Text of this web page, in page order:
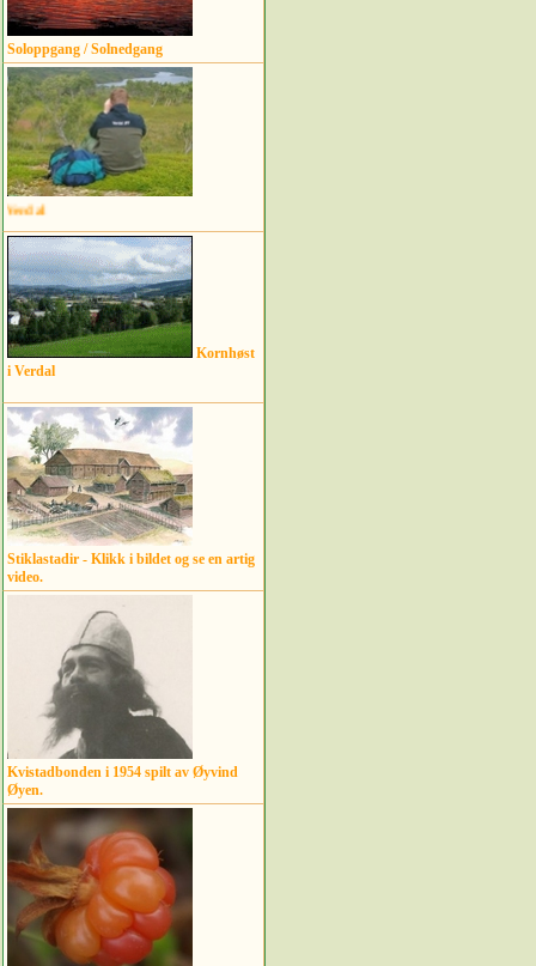
Soloppgang / Solnedgang
Kornhøst
i Verdal
Stiklastadir - Klikk i bildet og se en artig
video.
Kvistadbonden i 1954 spilt av Øyvind
Øyen.